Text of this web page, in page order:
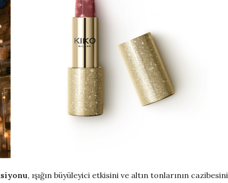
, ışığın büyüleyici etkisini ve altın tonlarının cazibesini